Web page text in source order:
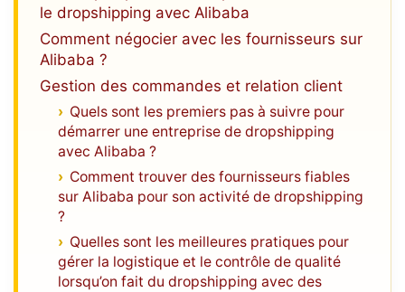
le dropshipping avec Alibaba
Comment négocier avec les fournisseurs sur
Alibaba ?
Gestion des commandes et relation client
Quels sont les premiers pas à suivre pour
démarrer une entreprise de dropshipping
avec Alibaba ?
Comment trouver des fournisseurs fiables
sur Alibaba pour son activité de dropshipping
?
Quelles sont les meilleures pratiques pour
gérer la logistique et le contrôle de qualité
lorsqu’on fait du dropshipping avec des